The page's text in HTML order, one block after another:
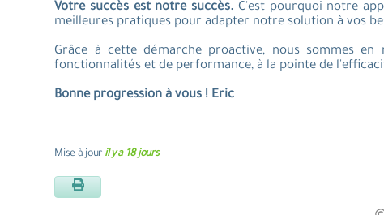
Votre succès est notre succès. C'est pourquoi notre
meilleures pratiques pour adapter notre solution à vos
Grâce à cette démarche proactive, nous sommes
fonctionnalités et de performance, à la pointe de
Bonne progression à vous ! Eric
Mise à jour il y a 18 jours